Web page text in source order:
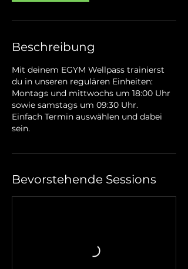
Beschreibung
Mit deinem EGYM Wellpass trainierst
du in unseren regulären Einheiten:
Montags und mittwochs um 18:00 Uhr
sowie samstags um 09:30 Uhr.
Einfach Termin auswählen und dabei
sein.
Bevorstehende Sessions